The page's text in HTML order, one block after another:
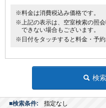
●アイロン
■館内にランドリーコーナー設置
※料金は消費税込み価格です。
※上記の表示は、空室検索の照
できない場合もございます。
※日付をタッチすると料金・予約
検
■検索条件: 指定なし